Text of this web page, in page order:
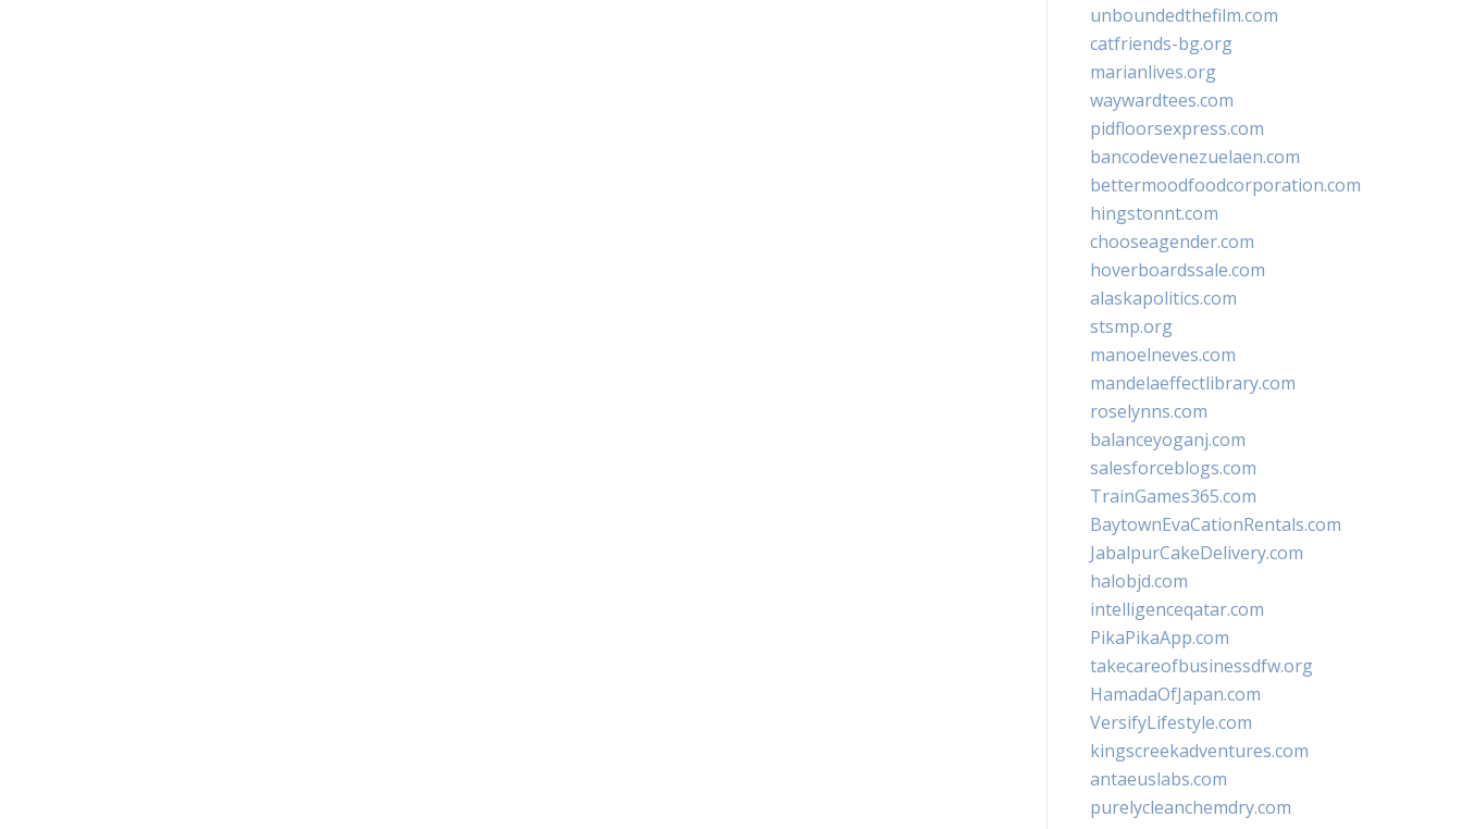
unboundedthefilm.com
catfriends-bg.org
marianlives.org
waywardtees.com
pidfloorsexpress.com
bancodevenezuelaen.com
bettermoodfoodcorporation.com
hingstonnt.com
chooseagender.com
hoverboardssale.com
alaskapolitics.com
stsmp.org
manoelneves.com
mandelaeffectlibrary.com
roselynns.com
balanceyoganj.com
salesforceblogs.com
TrainGames365.com
BaytownEvaCationRentals.com
JabalpurCakeDelivery.com
halobjd.com
intelligenceqatar.com
PikaPikaApp.com
takecareofbusinessdfw.org
HamadaOfJapan.com
VersifyLifestyle.com
kingscreekadventures.com
antaeuslabs.com
purelycleanchemdry.com